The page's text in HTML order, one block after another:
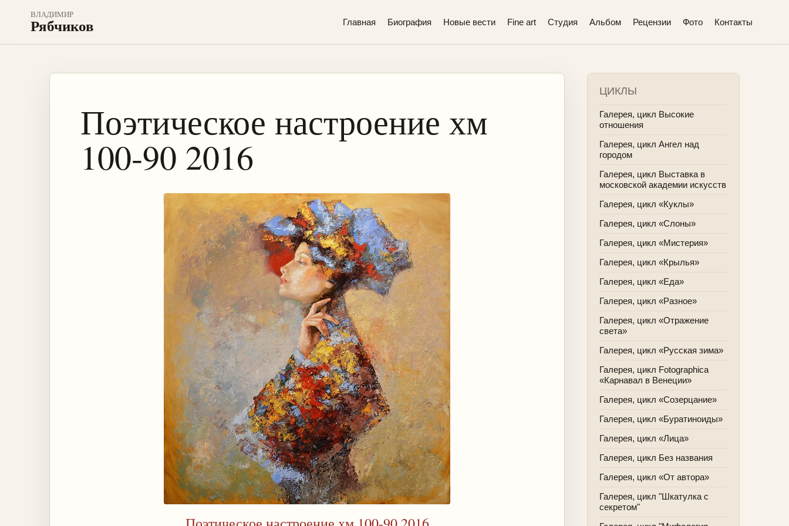
ВЛАДИМИР
Рябчиков Главная Биография Новые вести Fine art Студия Альбом Рецензии Фото Контакты
Поэтическое настроение хм
100-90 2016
ЦИКЛЫ
Галерея, цикл Высокие
отношения
Галерея, цикл Ангел над
городом
Галерея, цикл Выставка в
московской академии искусств
Галерея, цикл «Куклы»
Галерея, цикл «Слоны»
Галерея, цикл «Мистерия»
Галерея, цикл «Крылья»
Галерея, цикл «Еда»
Галерея, цикл «Разное»
Галерея, цикл «Отражение
света»
Галерея, цикл «Русская зима»
Галерея, цикл Fotographica
«Карнавал в Венеции»
Галерея, цикл «Созерцание»
Галерея, цикл «Буратиноиды»
Галерея, цикл «Лица»
Галерея, цикл Без названия
Галерея, цикл «От автора»
Галерея, цикл "Шкатулка с
секретом"